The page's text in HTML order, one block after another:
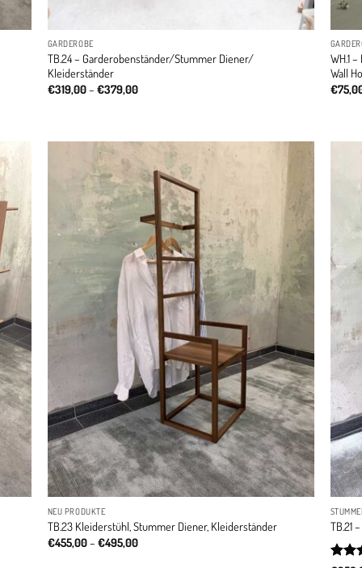
GARDEROBE
TB.24 – Garderobenständer/Stummer Diener/
Kleiderständer
€319,00– €379,00Price
WH.1
Wall
€
NEU PRODUKTE
TB.23 Kleiderstühl, Stummer Diener, Kleiderständer
€455,00– €495,00Price
TB.21